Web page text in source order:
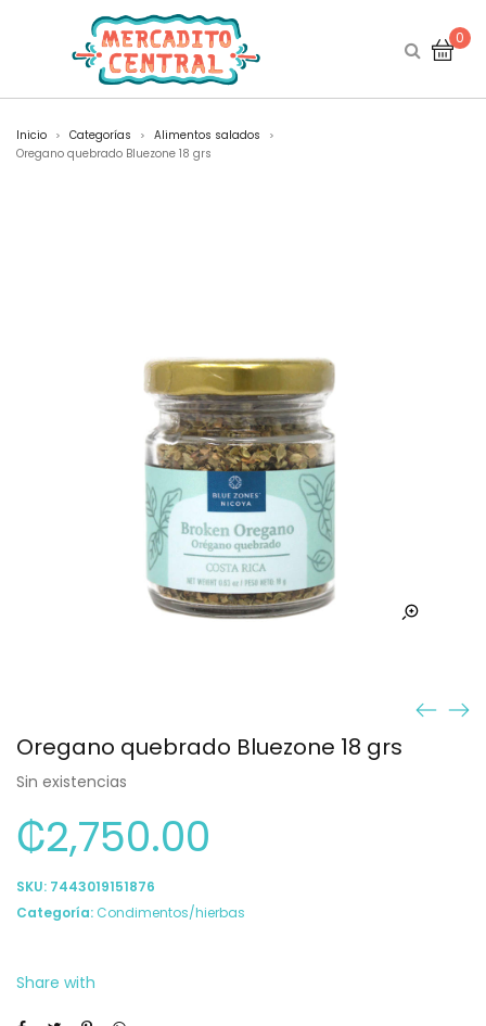
0
Inicio > Categorías > Alimentos salados >
Oregano quebrado Bluezone 18 grs
Oregano quebrado Bluezone 18 grs
Sin existencias
₡2,750.00
SKU: 7443019151876
Categoría: Condimentos/hierbas
Share with